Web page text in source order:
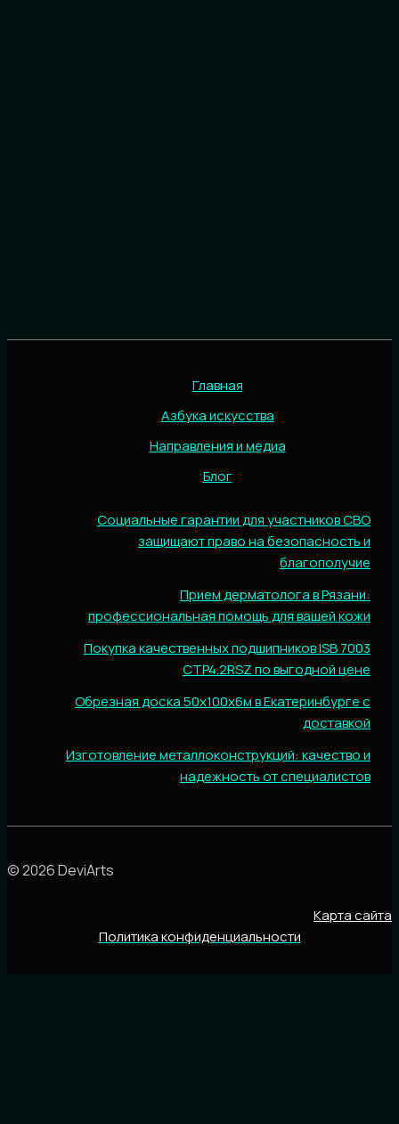
Главная
Азбука искусства
Направления и медиа
Блог
Социальные гарантии для участников СВО
защищают право на безопасность и
благополучие
Прием дерматолога в Рязани:
профессиональная помощь для вашей кожи
Покупка качественных подшипников ISB 7003
CTP4.2RSZ по выгодной цене
Обрезная доска 50х100х6м в Екатеринбурге с
доставкой
Изготовление металлоконструкций: качество и
надежность от специалистов
© 2026 DeviArts
Карта сайта
Политика конфиденциальности